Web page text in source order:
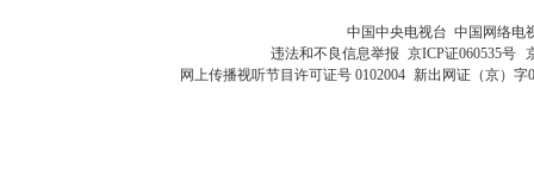
中国中央电视台 中国网络电
违法和不良信息举报 京ICP证060535号
网上传播视听节目许可证号 0102004 新出网证（京）